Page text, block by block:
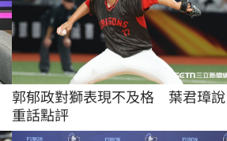
郭郁政對獅表現不及格　葉君璋說
重話點評